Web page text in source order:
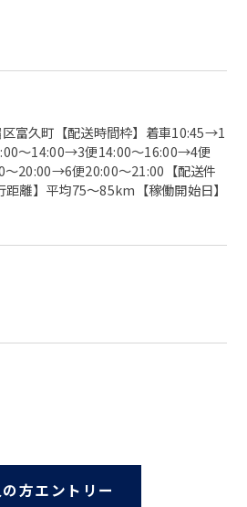
区富久町【配送時間枠】着車10:45→1
～14:00→3便14:00～16:00→4便
20:00→6便20:00～21:00【配送件
離】平均75〜85km【稼働開始日】
方エントリー